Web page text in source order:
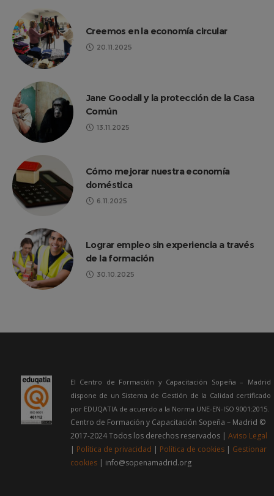
Creemos en la economía circular
20.11.2025
Jane Goodall y la protección de la Casa
Común
13.11.2025
Cómo mejorar nuestra economía
doméstica
6.11.2025
Lograr empleo sin experiencia a través
de la formación
30.10.2025
El Centro de Formación y Capacitación Sopeña – Madrid
dispone de un Sistema de Gestión de la Calidad certificado
por EDUQATIA de acuerdo a la Norma UNE-EN-ISO 9001:2015.
Centro de Formación y Capacitación Sopeña – Madrid ©
2017-2024 Todos los derechos reservados | Aviso Legal
| Política de privacidad | Política de cookies| Gestionar
cookies| info@sopenamadrid.org